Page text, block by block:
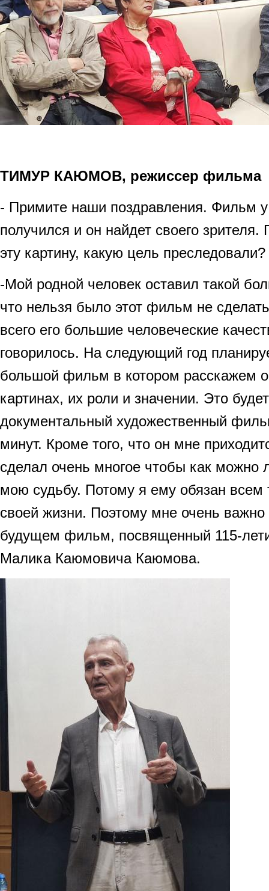
ТИМУР КАЮМОВ, режиссер фильма
- Примите наши поздравления. Фильм
получился и он найдет своего
эту картину, какую цель преследовали?
-Мой родной человек оставил такой
что нельзя было этот фильм не
всего его большие человеческие
говорилось. На следующий год
большой фильм в котором расскажем
картинах, их роли и значении. Это
документальный художественный
минут. Кроме того, что он мне
сделал очень многое чтобы как можно
мою судьбу. Потому я ему обязан всем
своей жизни. Поэтому мне очень важно
будущем фильм, посвященный 115-
Малика Каюмовича Каюмова.